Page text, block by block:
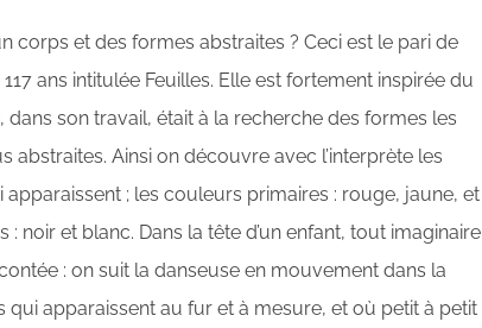
corps et des formes abstraites ? Ceci est le pari de
ans intitulée Feuilles. Elle est fortement inspirée du
son travail, était à la recherche des formes les
abstraites. Ainsi on découvre avec l’interprète les
; les couleurs primaires : rouge, jaune, et
noir et blanc. Dans la tête d’un enfant, tout imaginaire
: on suit la danseuse en mouvement dans la
apparaissent au fur et à mesure, et où petit à petit